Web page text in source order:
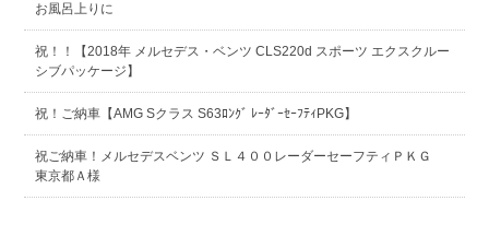
お風呂上りに
祝！！【2018年 メルセデス・ベンツ CLS220d スポーツ エクスクルー
シブパッケージ】
祝！ご納車【AMG Sクラス S63ﾛﾝｸﾞ ﾚｰﾀﾞｰｾｰﾌﾃｨPKG】
祝ご納車！メルセデスベンツ ＳＬ４００レーダーセーフティＰＫＧ
東京都Ａ様